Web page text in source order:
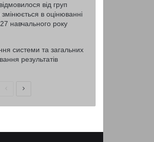
від груп
змінюється в оцінюванні
навчального року
системи та загальних
результатів
ПопередняНаступна